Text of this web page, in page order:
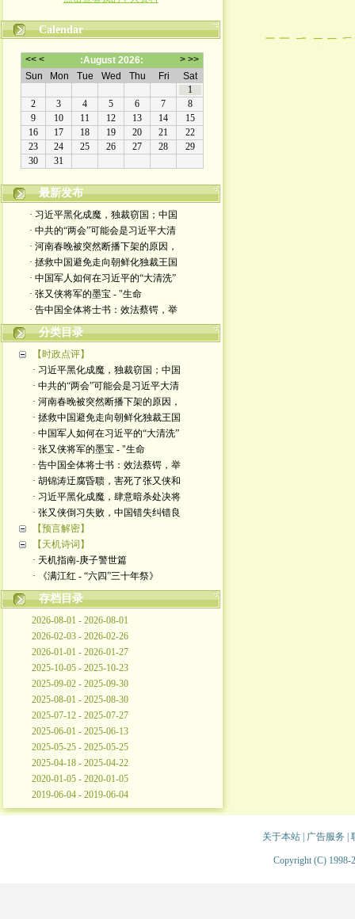
Calendar
最新发布
· 习近平黑化成魔，独裁窃国；中国
· 中共的“两会”可能会是习近平大清
· 河南春晚被突然断播下架的原因，
· 拯救中国避免走向朝鲜化独裁王国
· 中国军人如何在习近平的“大清洗”
· 张又侠将军的墨宝 - "生命
· 告中国全体将士书：效法蔡锷，举
分类目录
【时政点评】
· 习近平黑化成魔，独裁窃国；中国
· 中共的“两会”可能会是习近平大清
· 河南春晚被突然断播下架的原因，
· 拯救中国避免走向朝鲜化独裁王国
· 中国军人如何在习近平的“大清洗”
· 张又侠将军的墨宝 - "生命
· 告中国全体将士书：效法蔡锷，举
· 胡锦涛迂腐昏聩，害死了张又侠和
· 习近平黑化成魔，肆意暗杀处决将
· 张又侠倒习失败，中国错失纠错良
【预言解密】
【天机诗词】
· 天机指南-庚子警世篇
· 《满江红 - “六四”三十年祭》
存档目录
2026-08-01 - 2026-08-01
2026-02-03 - 2026-02-26
2026-01-01 - 2026-01-27
2025-10-05 - 2025-10-23
2025-09-02 - 2025-09-30
2025-08-01 - 2025-08-30
2025-07-12 - 2025-07-27
2025-06-01 - 2025-06-13
2025-05-25 - 2025-05-25
2025-04-18 - 2025-04-22
2020-01-05 - 2020-01-05
2019-06-04 - 2019-06-04
关于本站| 广告服务
Copyright (C) 1998-